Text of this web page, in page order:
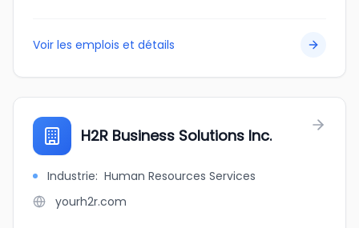
Voir les emplois et détails
H2R Business Solutions Inc.
Industrie: Human Resources Services
yourh2r.com